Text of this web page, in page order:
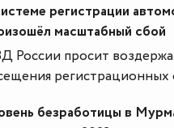
регистрации
масштабный сбой
России просит
регистрационных
безработицы в